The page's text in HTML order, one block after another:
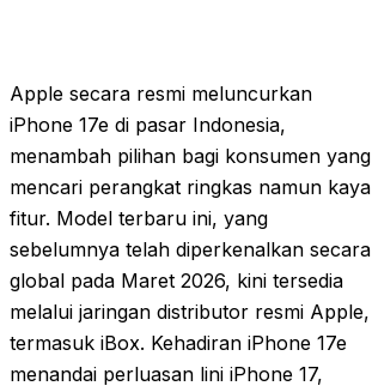
Apple secara resmi meluncurkan
iPhone 17e di pasar Indonesia,
menambah pilihan bagi konsumen yang
mencari perangkat ringkas namun kaya
fitur. Model terbaru ini, yang
sebelumnya telah diperkenalkan secara
global pada Maret 2026, kini tersedia
melalui jaringan distributor resmi Apple,
termasuk iBox. Kehadiran iPhone 17e
menandai perluasan lini iPhone 17,